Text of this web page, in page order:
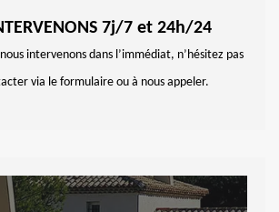
7j/7 et 24h/24
intervenons dans l’immédiat, n’hésitez pas
via le formulaire ou à nous appeler.